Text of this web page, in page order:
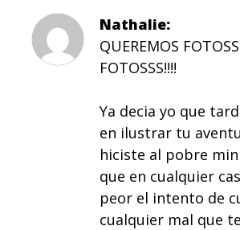
Nathalie
QUEREMOS
FOTOSSS!!!!
Ya decia yo que
en ilustrar tu
hiciste al pobre
que en cualquier
peor el intento de
cualquier mal que